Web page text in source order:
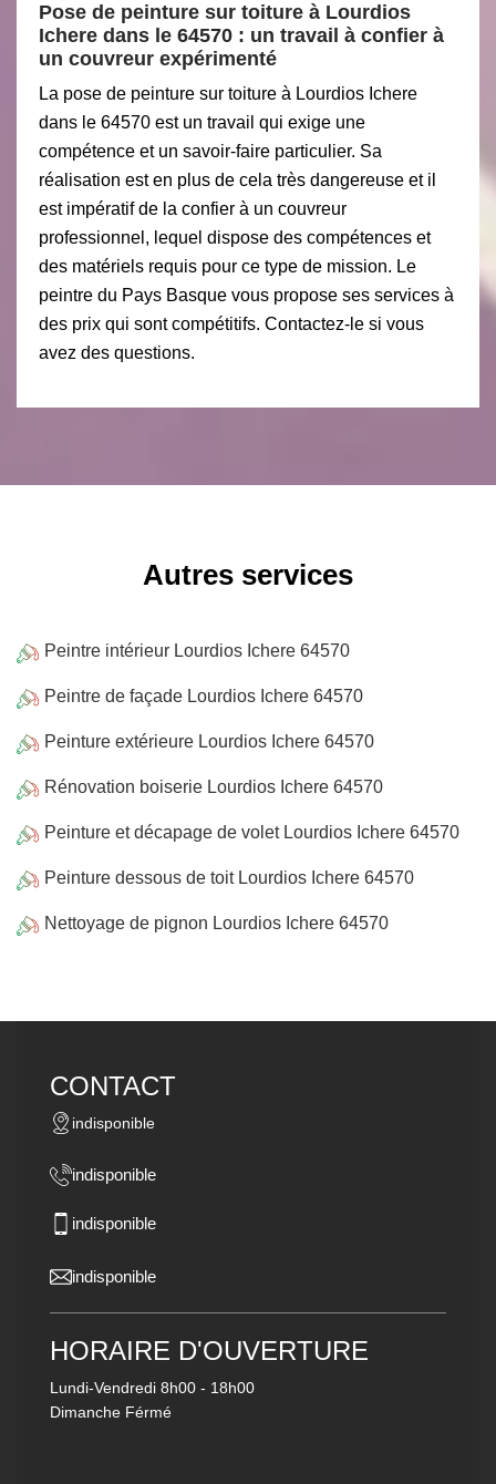
Pose de peinture sur toiture à Lourdios
Ichere dans le 64570 : un travail à confier à
un couvreur expérimenté
La pose de peinture sur toiture à Lourdios Ichere
dans le 64570 est un travail qui exige une
compétence et un savoir-faire particulier. Sa
réalisation est en plus de cela très dangereuse et il
est impératif de la confier à un couvreur
professionnel, lequel dispose des compétences et
des matériels requis pour ce type de mission. Le
peintre du Pays Basque vous propose ses services à
des prix qui sont compétitifs. Contactez-le si vous
avez des questions.
Autres services
Peintre intérieur Lourdios Ichere 64570
Peintre de façade Lourdios Ichere 64570
Peinture extérieure Lourdios Ichere 64570
Rénovation boiserie Lourdios Ichere 64570
Peinture et décapage de volet Lourdios Ichere 64570
Peinture dessous de toit Lourdios Ichere 64570
Nettoyage de pignon Lourdios Ichere 64570
CONTACT
indisponible
indisponible
indisponible
indisponible
HORAIRE D'OUVERTURE
Lundi-Vendredi 8h00 - 18h00
Dimanche Férmé